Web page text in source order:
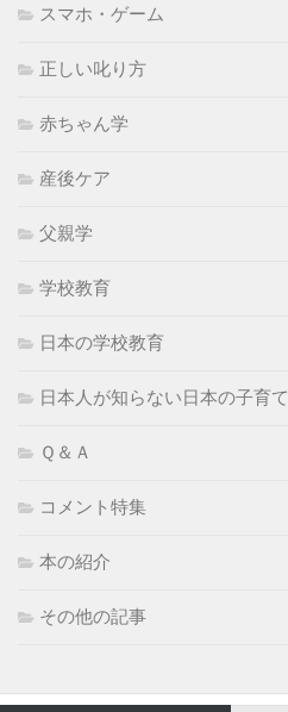
スマホ・ゲーム
正しい叱り方
赤ちゃん学
産後ケア
父親学
学校教育
日本の学校教育
日本人が知らない日本の子育て
Ｑ＆Ａ
コメント特集
本の紹介
その他の記事